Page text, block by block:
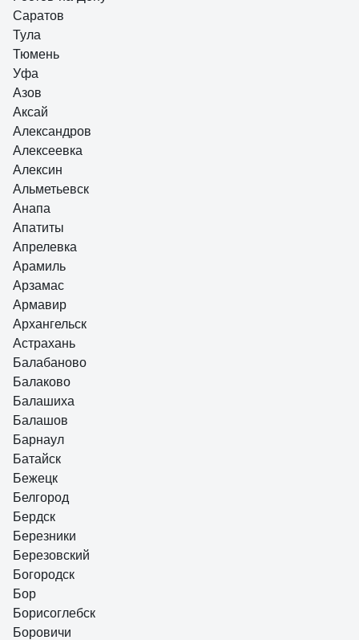
Саратов
Тула
Тюмень
Уфа
Азов
Аксай
Александров
Алексеевка
Алексин
Альметьевск
Анапа
Апатиты
Апрелевка
Арамиль
Арзамас
Армавир
Архангельск
Астрахань
Балабаново
Балаково
Балашиха
Балашов
Барнаул
Батайск
Бежецк
Белгород
Бердск
Березники
Березовский
Богородск
Бор
Борисоглебск
Боровичи